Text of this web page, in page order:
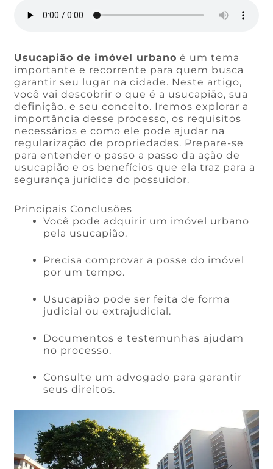
Usucapião de imóvel urbano é um tema
importante e recorrente para quem busca
garantir seu lugar na cidade. Neste artigo,
você vai descobrir o que é a usucapião, sua
definição, e seu conceito. Iremos explorar a
importância desse processo, os requisitos
necessários e como ele pode ajudar na
regularização de propriedades. Prepare-se
para entender o passo a passo da ação de
usucapião e os benefícios que ela traz para a
segurança jurídica do possuidor.
Principais Conclusões
Você pode adquirir um imóvel urbano
pela usucapião.
Precisa comprovar a posse do imóvel
por um tempo.
Usucapião pode ser feita de forma
judicial ou extrajudicial.
Documentos e testemunhas ajudam
no processo.
Consulte um advogado para garantir
seus direitos.